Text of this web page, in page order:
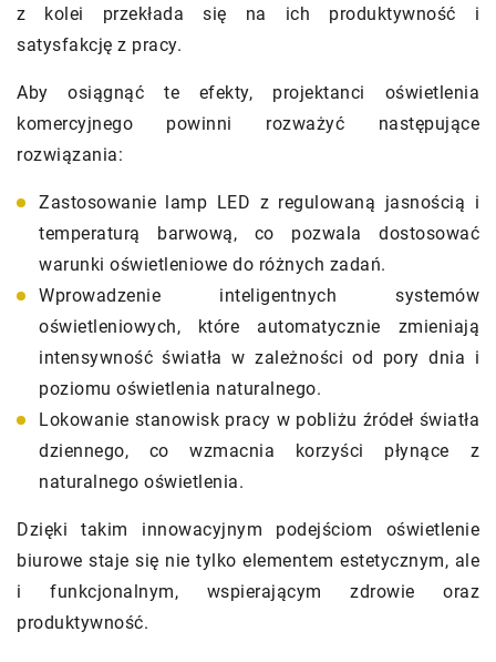
z kolei przekłada się na ich produktywność i
satysfakcję z pracy.
Aby osiągnąć te efekty, projektanci oświetlenia
komercyjnego powinni rozważyć następujące
rozwiązania:
Zastosowanie lamp LED z regulowaną jasnością i
temperaturą barwową, co pozwala dostosować
warunki oświetleniowe do różnych zadań.
Wprowadzenie inteligentnych systemów
oświetleniowych, które automatycznie zmieniają
intensywność światła w zależności od pory dnia i
poziomu oświetlenia naturalnego.
Lokowanie stanowisk pracy w pobliżu źródeł światła
dziennego, co wzmacnia korzyści płynące z
naturalnego oświetlenia.
Dzięki takim innowacyjnym podejściom oświetlenie
biurowe staje się nie tylko elementem estetycznym, ale
i funkcjonalnym, wspierającym zdrowie oraz
produktywność.